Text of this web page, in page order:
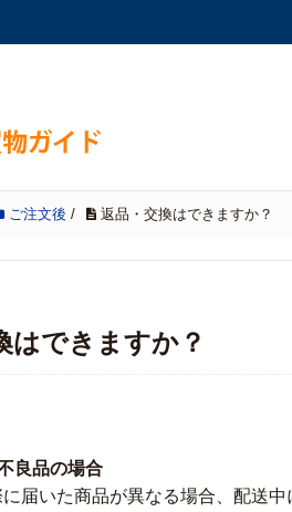
ご注文後 / 返品・交換はできますか？
はできますか？
良品の場合
届いた商品が異なる場合、配送